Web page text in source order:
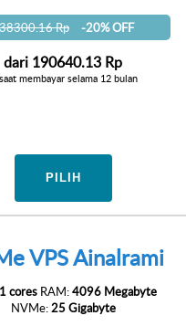
Rp -20% OFF
dari 190640.13 Rp
saat membayar selama 12 bulan
PILIH
VPS Ainalrami
1 cores RAM:4096 Megabyte
NVMe:25 Gigabyte